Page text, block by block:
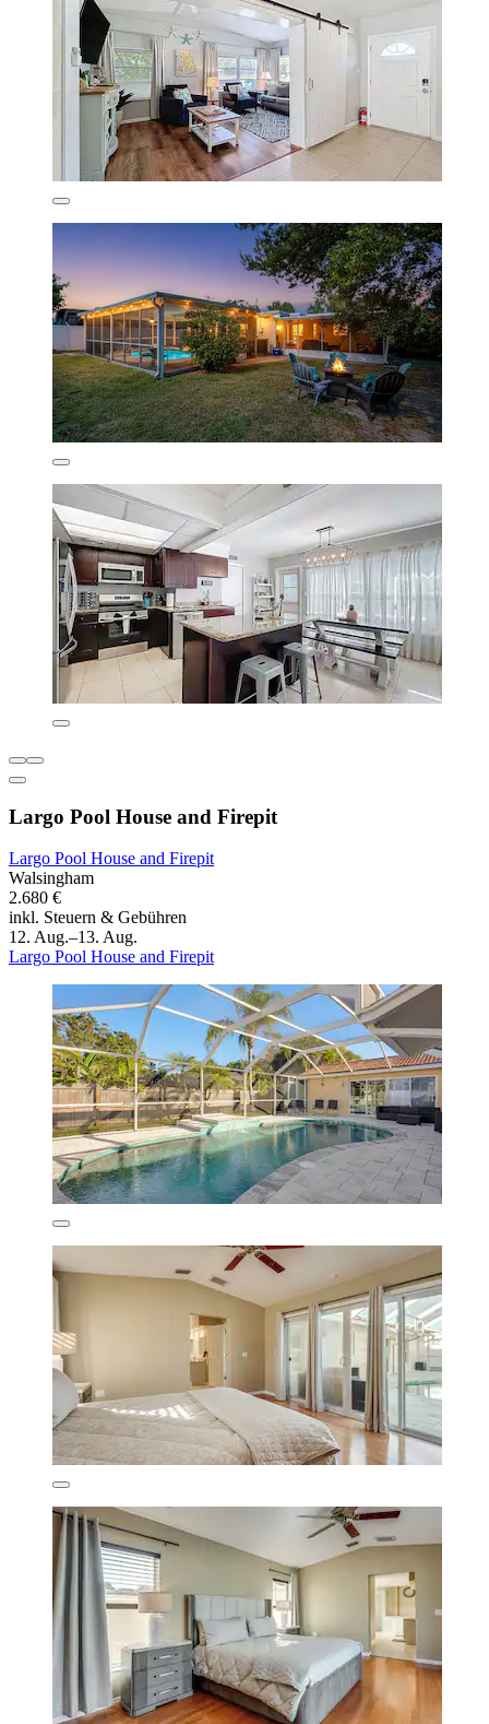
Largo Pool House and Firepit
Largo Pool House and Firepit
Walsingham
2.680 €
inkl. Steuern & Gebühren
12. Aug.–13. Aug.
Largo Pool House and Firepit